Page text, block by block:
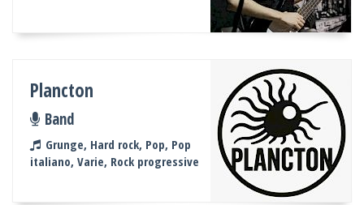
Plancton
Band
Grunge, Hard rock, Pop, Pop
italiano, Varie, Rock progressive